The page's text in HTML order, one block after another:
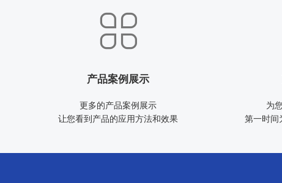
产品案例展示
更多的产品案例展示
让您看到产品的应用方法和效果
为
第一时间